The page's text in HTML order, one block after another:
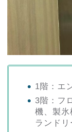
1階：エ
3階：フ
機、製氷
ランド